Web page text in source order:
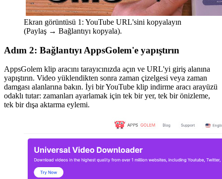
Ekran görüntüsü 1: YouTube URL'sini kopyalayın
(Paylaş → Bağlantıyı kopyala).
Adım 2: Bağlantıyı AppsGolem'e yapıştırın
AppsGolem klip aracını tarayıcınızda açın ve URL'yi giriş alanına
yapıştırın. Video yüklendikten sonra zaman çizelgesi veya zaman
damgası alanlarına bakın. İyi bir YouTube klip indirme aracı arayüzü
odaklı tutar: zamanları ayarlamak için tek bir yer, tek bir önizleme,
tek bir dışa aktarma eylemi.